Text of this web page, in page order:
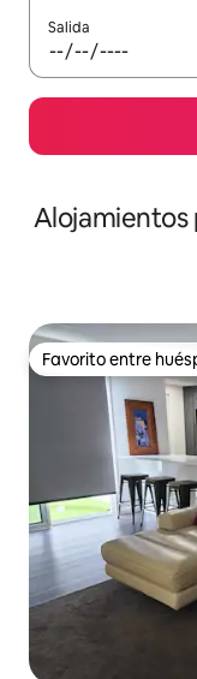
Salida
Alojamientos
Favorito entre
Favorito entre